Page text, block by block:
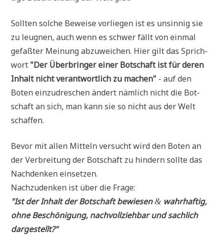
Soll­ten sol­che Bewei­se vor­lie­gen ist es unsin­nig sie
zu leug­nen, auch wenn es schwer fällt von ein­mal
gefaß­ter Mei­nung abzu­wei­chen. Hier gilt das Sprich­
wort "Der Über­brin­ger einer Bot­schaft ist für deren
Inhalt nicht ver­ant­wort­lich zu machen" - auf den
Boten ein­zu­dre­schen ändert näm­lich nicht die Bot­
schaft an sich, man kann sie so nicht aus der Welt
schaffen.
Bevor mit allen Mit­teln ver­sucht wird den Boten an
der Ver­brei­tung der Bot­schaft zu hin­dern soll­te das
Nach­den­ken einsetzen.
Nach­zu­den­ken ist über die Frage:
"Ist der Inhalt der Bot­schaft bewie­sen& wahr­haf­tig,
ohne Beschö­ni­gung, nach­voll­zieh­bar und sach­lich
dargestellt?"